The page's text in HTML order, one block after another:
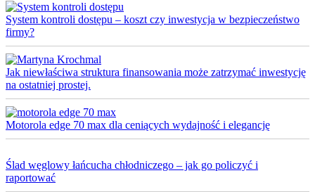
System kontroli dostępu – koszt czy inwestycja w bezpieczeństwo
firmy?
Jak niewłaściwa struktura finansowania może zatrzymać inwestycję
na ostatniej prostej.
Motorola edge 70 max dla ceniących wydajność i elegancję
Ślad węglowy łańcucha chłodniczego – jak go policzyć i
raportować